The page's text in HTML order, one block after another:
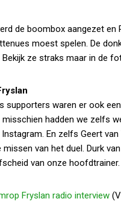
de boombox aangezet
moest spelen. De
ze straks maar in de
supporters waren er ook
hadden we zelfs
En zelfs Geert
van het duel. Durk
van onze hoofdtrainer.
Fryslan radio interview